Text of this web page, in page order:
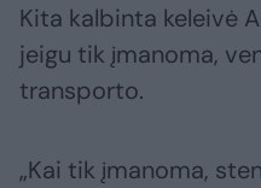
Kita kalbinta keleivė
jeigu tik įmanoma,
transporto.
„Kai tik įmanoma,